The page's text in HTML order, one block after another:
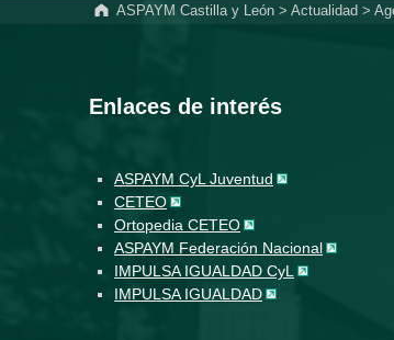
ASPAYM Castilla y León> Actualidad >
Enlaces de interés
ASPAYM CyL Juventud
CETEO
Ortopedia CETEO
ASPAYM Federación Nacional
IMPULSA IGUALDAD CyL
IMPULSA IGUALDAD